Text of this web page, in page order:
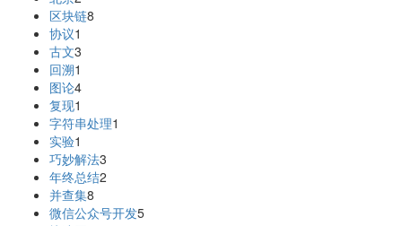
区块链8
协议1
古文3
回溯1
图论4
复现1
字符串处理1
实验1
巧妙解法3
年终总结2
并查集8
微信公众号开发5